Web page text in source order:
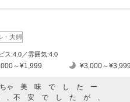
・夫婦
ス:4.0／雰囲気:4.0
～¥1,999 ¥3,000～¥3,999
ゃ 美 味 で し た ー
不 安 で し た が 、